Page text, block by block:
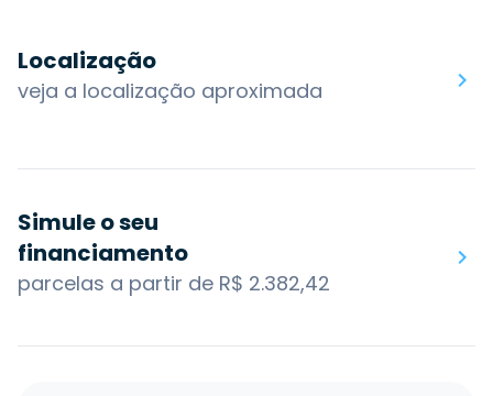
Localização
veja a localização aproximada
Simule o seu
financiamento
parcelas a partir de R$ 2.382,42